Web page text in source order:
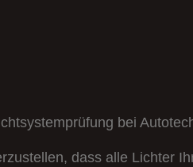
bei
dass alle Lichter